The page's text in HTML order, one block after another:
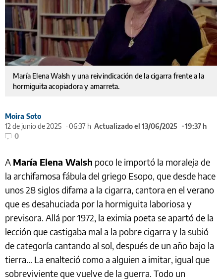
María Elena Walsh y una reivindicación de la cigarra frente a la
hormiguita acopiadora y amarreta.
Moira Soto
12 de junio de 2025
06:37 h Actualizado el 13/06/2025
19:37 h
0
A María Elena Walsh poco le importó la moraleja de
la archifamosa fábula del griego Esopo, que desde hace
unos 28 siglos difama a la cigarra, cantora en el verano
que es desahuciada por la hormiguita laboriosa y
previsora. Allá por 1972, la eximia poeta se apartó de la
lección que castigaba mal a la pobre cigarra y la subió
de categoría cantando al sol, después de un año bajo la
tierra… La enalteció como a alguien a imitar, igual que
sobreviviente que vuelve de la guerra. Todo un